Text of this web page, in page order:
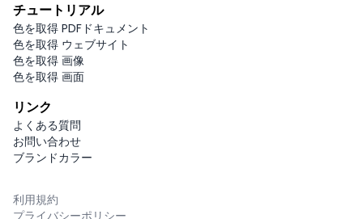
チュートリアル
色を取得 PDFドキュメント
色を取得 ウェブサイト
色を取得 画像
色を取得 画面
リンク
よくある質問
お問い合わせ
ブランドカラー
利用規約
プライバシーポリシー